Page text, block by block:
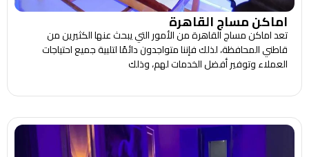
اماكن مساج القاهرة
تعد اماكن مساج القاهرة من الأمور التي يبحث عنها الكثيرين من
قاطني المحافظة، لذلك فإننا متواجدون دائمًا لتلبية جميع احتياجات
العملاء وتوفير أفضل الخدمات لهم، وذلك